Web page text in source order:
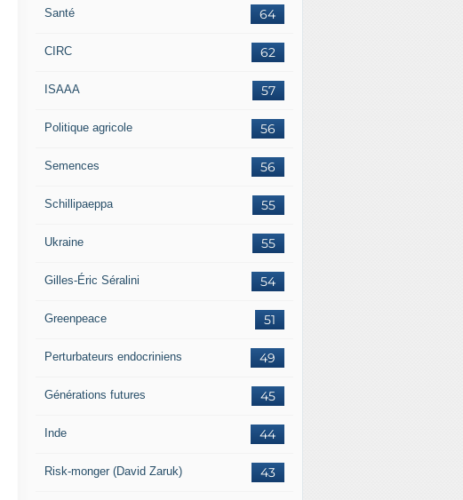
64
Santé
62
CIRC
57
ISAAA
56
Politique agricole
56
Semences
55
Schillipaeppa
55
Ukraine
54
Gilles-Éric Séralini
51
Greenpeace
49
Perturbateurs endocriniens
45
Générations futures
44
Inde
43
Risk-monger (David Zaruk)